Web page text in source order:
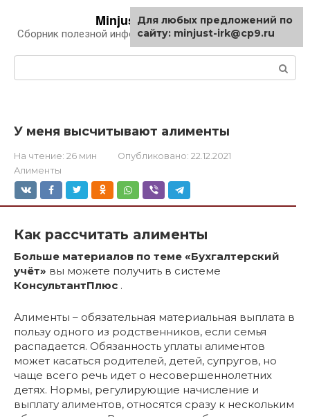
контенту
Minjust-irk.ru
Сборник полезной информации про автомобили
У меня высчитывают алименты
На чтение: 26 мин Опубликовано: 22.12.2021
Алименты
Как рассчитать алименты
Больше материалов по теме «Бухгалтерский
учёт» вы можете получить в системе
КонсультантПлюс .
Алименты – обязательная материальная выплата в
пользу одного из родственников, если семья
распадается. Обязанность уплаты алиментов
может касаться родителей, детей, супругов, но
чаще всего речь идет о несовершеннолетних
детях. Нормы, регулирующие начисление и
выплату алиментов, относятся сразу к нескольким
Для любых предложений по
сайту: minjust-irk@cp9.ru